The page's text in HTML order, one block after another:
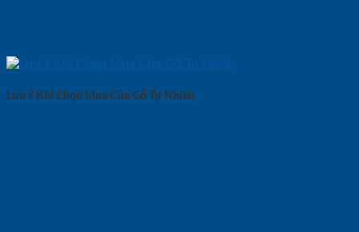
Lưu Ý Khi Chọn Mua Cửa Gỗ Tự Nhiên